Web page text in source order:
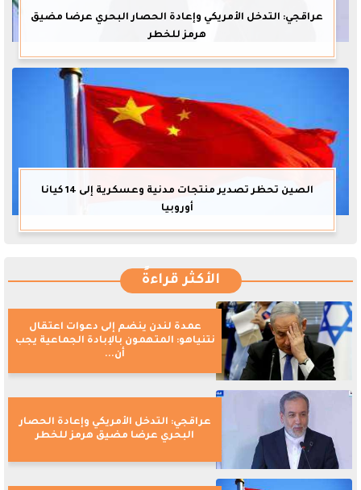
عراقجي: التدخل الأمريكي وإعادة الحصار البحري عرضا مضيق
هرمز للخطر
الصين تحظر تصدير منتجات مدنية وعسكرية إلى 14 كيانا
أوروبيا
الأكثر قراءةً
عمدة لندن ينضم إلى دعوات اعتقال
نتنياهو: المتهمون بالإبادة الجماعية يجب
أن...
عراقجي: التدخل الأمريكي وإعادة الحصار
البحري عرضا مضيق هرمز للخطر